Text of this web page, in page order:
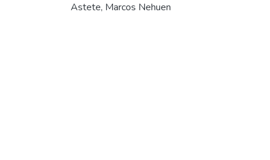
Astete, Marcos Nehuen